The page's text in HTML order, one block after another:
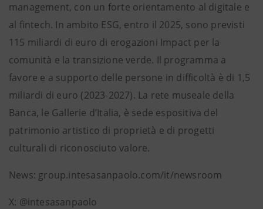
management, con un forte orientamento al digitale e
al fintech. In ambito ESG, entro il 2025, sono previsti
115 miliardi di euro di erogazioni Impact per la
comunità e la transizione verde. Il programma a
favore e a supporto delle persone in difficoltà è di 1,5
miliardi di euro (2023-2027). La rete museale della
Banca, le Gallerie d’Italia, è sede espositiva del
patrimonio artistico di proprietà e di progetti
culturali di riconosciuto valore.
News: group.intesasanpaolo.com/it/newsroom
X: @intesasanpaolo